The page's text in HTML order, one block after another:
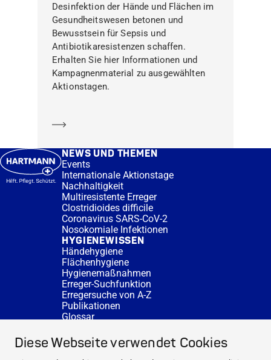
Diese Webseite verwendet Cookies
Desinfektion der Hände und Flächen im
Gesundheitswesen betonen und
Bewusstsein für Sepsis und
Antibiotikaresistenzen schaffen.
Erhalten Sie hier Informationen und
Kampagnenmaterial zu ausgewählten
Aktionstagen.
NEWS UND THEMEN
Events
Internationale Aktionstage
Nachhaltigkeit
Multiresistente Erreger
Clostridioides difficile
Coronavirus SARS-CoV-2
Nosokomiale Infektionen
HYGIENEWISSEN
Händehygiene
Flächenhygiene
Hygienemaßnahmen
Erreger-Suchfunktion
Erregersuche von A-Z
Publikationen
Glossar
SERVICE
Fachberatung